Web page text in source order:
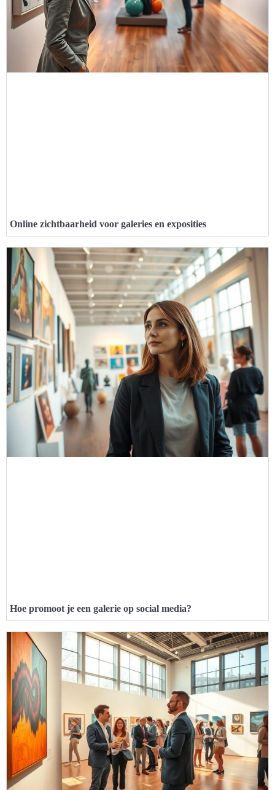
Online zichtbaarheid voor galeries en exposities
Hoe promoot je een galerie op social media?